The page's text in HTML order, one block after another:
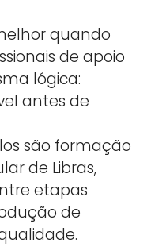
quando
de apoio
lógica:
antes de
são formação
de Libras,
etapas
de